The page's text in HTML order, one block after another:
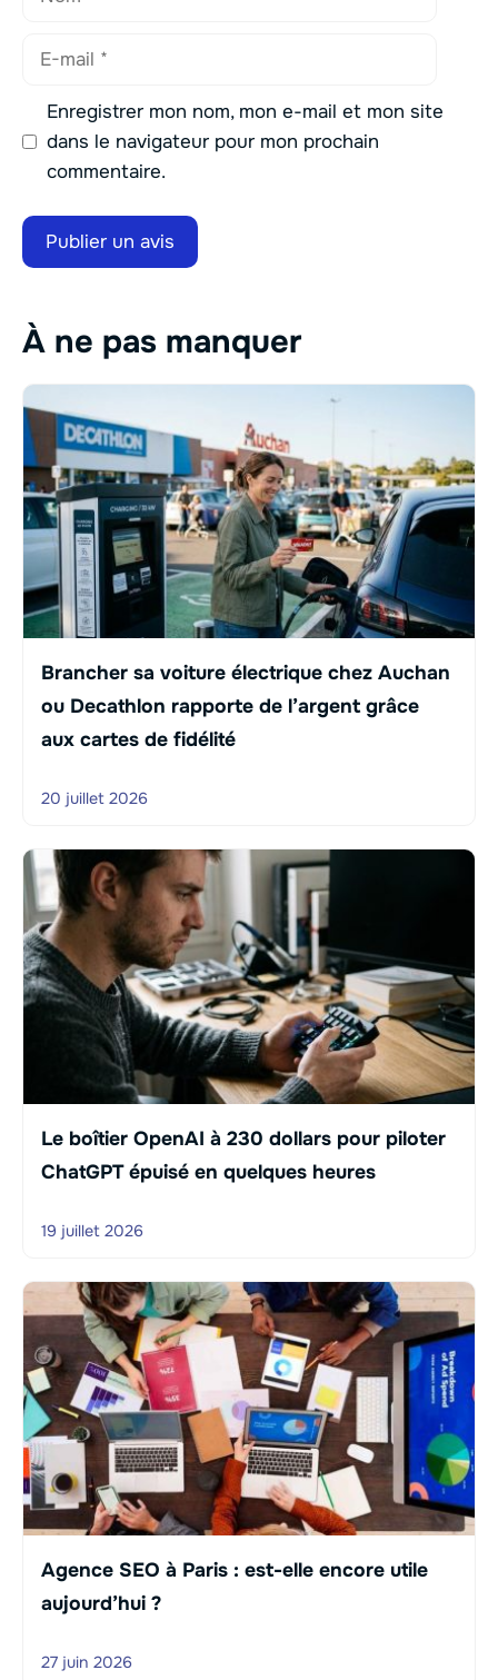
Enregistrer mon nom, mon e-mail et mon site
dans le navigateur pour mon prochain
commentaire.
À ne pas manquer
Brancher sa voiture électrique chez Auchan
ou Decathlon rapporte de l’argent grâce
aux cartes de fidélité
20 juillet 2026
Le boîtier OpenAI à 230 dollars pour piloter
ChatGPT épuisé en quelques heures
19 juillet 2026
Agence SEO à Paris : est-elle encore utile
aujourd’hui ?
27 juin 2026